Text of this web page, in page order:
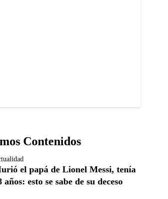
Contenidos
el papá de Lionel Messi, tenía
años: esto se sabe de su deceso